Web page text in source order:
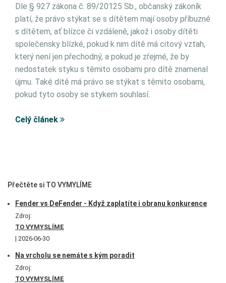
Dle § 927 zákona č. 89/20125 Sb., občanský zákoník
platí, že právo stýkat se s dítětem mají osoby příbuzné
s dítětem, ať blízce či vzdáleně, jakož i osoby dítěti
společensky blízké, pokud k nim dítě má citový vztah,
který není jen přechodný, a pokud je zřejmé, že by
nedostatek styku s těmito osobami pro dítě znamenal
újmu. Také dítě má právo se stýkat s těmito osobami,
pokud tyto osoby se stykem souhlasí.
Celý článek
Přečtěte si TO VYMYLÍME
Fender vs DeFender - Když zaplatíte i obranu konkurence
Zdroj:
TO VYMYSLÍME
2026-06-30
Na vrcholu se nemáte s kým poradit
Zdroj:
TO VYMYSLÍME